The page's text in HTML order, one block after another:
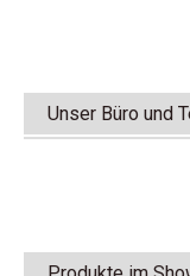
Unser Büro und